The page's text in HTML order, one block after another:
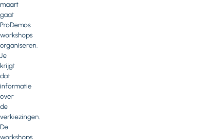
maart
gaat
ProDemos
workshops
organiseren.
Je
krijgt
dat
informatie
over
de
verkiezingen.
De
workshops